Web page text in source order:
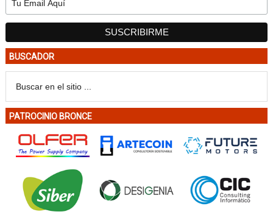
BUSCADOR
PATROCINIO BRONCE